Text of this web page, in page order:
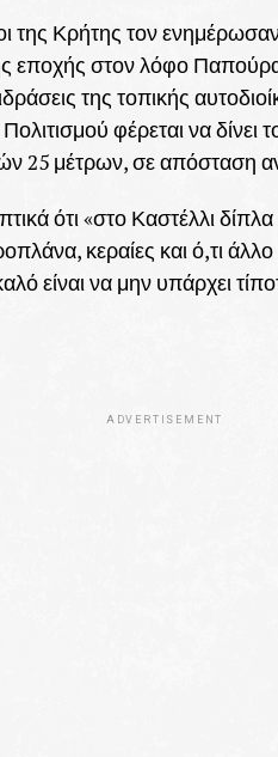
της Κρήτης τον
εποχής στον λόφο
της τοπικής
φέρεται να
25 μέτρων, σε απόσταση
ότι «στο Καστέλλι
κεραίες και ό,τι
είναι να μην υπάρχει
ADVERTISEMENT